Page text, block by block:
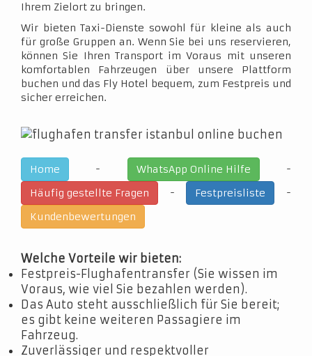
Ihrem Zielort zu bringen.
Wir bieten Taxi-Dienste sowohl für kleine als auch
für große Gruppen an. Wenn Sie bei uns reservieren,
können Sie Ihren Transport im Voraus mit unseren
komfortablen Fahrzeugen über unsere Plattform
buchen und das Fly Hotel bequem, zum Festpreis und
sicher erreichen.
Home - WhatsApp Online Hilfe
-
Häufig gestellte Fragen
- Festpreisliste
-
Kundenbewertungen
Welche Vorteile wir bieten:
Festpreis-Flughafentransfer (Sie wissen im
Voraus, wie viel Sie bezahlen werden).
Das Auto steht ausschließlich für Sie bereit;
es gibt keine weiteren Passagiere im
Fahrzeug.
Zuverlässiger und respektvoller